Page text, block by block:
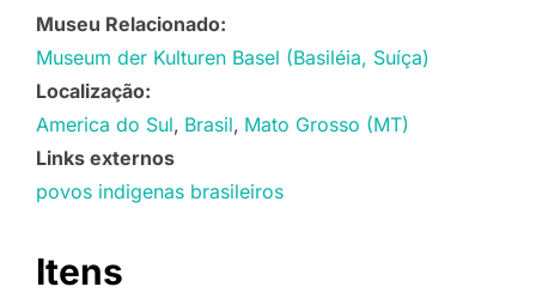
Museu Relacionado:
Museum der Kulturen Basel (Basiléia, Suíça)
Localização:
America do Sul Brasil Mato Grosso (MT)
Links externos
povos indigenas brasileiros
Itens